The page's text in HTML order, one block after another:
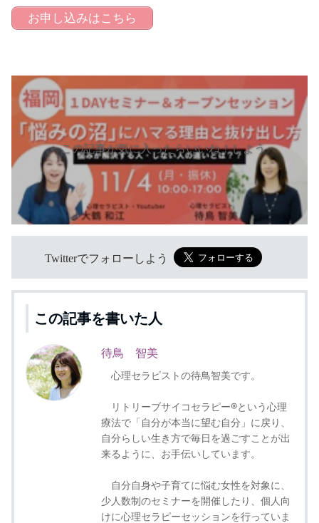
お申し込みはこちら
この記事が気に入ったらいいね！しよう
Twitterでフォローしよう
この記事を書いた人
待鳥 智美
心理セラピストの待鳥智美です。
リトリーブサイコセラピー®という心理
療法で「自分が本当に望む自分」に戻り、
自分らしい生き方で毎日を過ごすことが出
来るように、お手伝いしています。
自分自身や子育てに悩む女性を対象に、
少人数制のセミナーを開催したり、個人向
けに心理セラピーセッションを行っていま